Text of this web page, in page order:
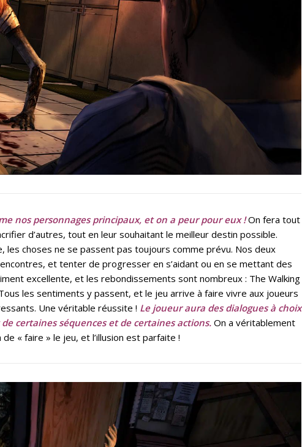
nos personnages principaux, et on a peur pour eux !On fera tout
d’autres, tout en leur souhaitant le meilleur destin possible.
les choses ne se passent pas toujours comme prévu. Nos deux
et tenter de progresser en s’aidant ou en se mettant des
excellente, et les rebondissements sont nombreux : The Walking
les sentiments y passent, et le jeu arrive à faire vivre aux joueurs
Une véritable réussite ! Le joueur aura des dialogues à choix
certaines séquences et de certaines actions.On a véritablement
de « faire » le jeu, et l’illusion est parfaite !